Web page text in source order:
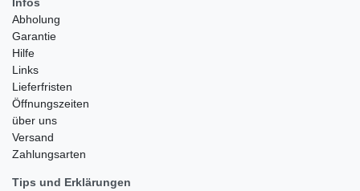
Abholung
Garantie
Hilfe
Links
Lieferfristen
Öffnungszeiten
über uns
Versand
Zahlungsarten
Tips und Erklärungen